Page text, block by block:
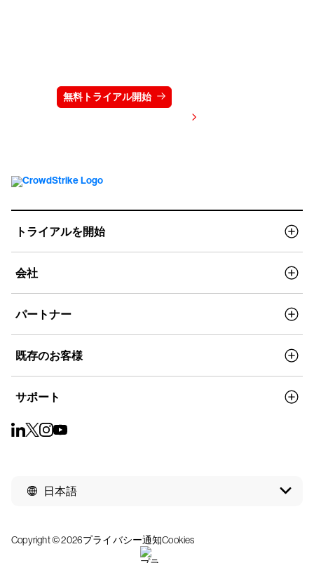
無料トライアル開始
トライアルを開始
会社
パートナー
既存のお客様
サポート
日本語
Copyright © 2026プライバシー通知Cookies